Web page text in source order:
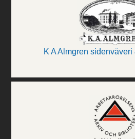
K A Almgren